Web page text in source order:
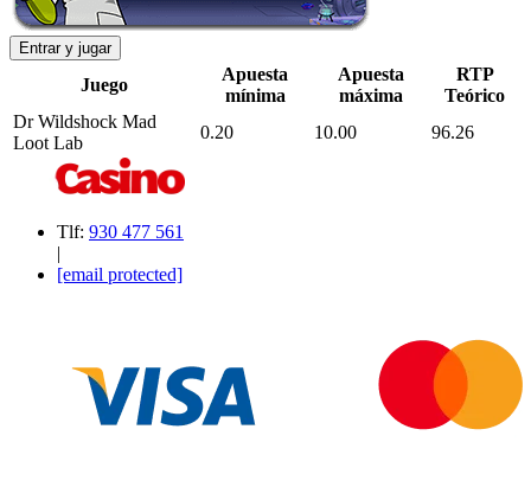
Entrar y jugar
Juego
Apuesta
mínima
Apuesta
máxima
RTP
Teórico
Dr Wildshock Mad
Loot Lab
0.20 10.00 96.26
Tlf: 930 477 561
|
[email protected]